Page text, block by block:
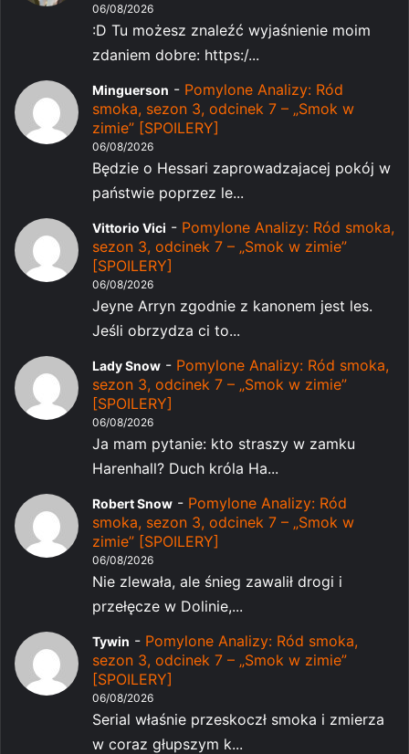
06/08/2026
:D Tu możesz znaleźć wyjaśnienie moim
zdaniem dobre: https:/...
Minguerson - Pomylone Analizy: Ród
smoka, sezon 3, odcinek 7 – „Smok w
zimie” [SPOILERY]
06/08/2026
Będzie o Hessari zaprowadzajacej pokój w
państwie poprzez le...
Vittorio Vici - Pomylone Analizy: Ród smoka,
sezon 3, odcinek 7 – „Smok w zimie”
[SPOILERY]
06/08/2026
Jeyne Arryn zgodnie z kanonem jest les.
Jeśli obrzydza ci to...
Lady Snow - Pomylone Analizy: Ród smoka,
sezon 3, odcinek 7 – „Smok w zimie”
[SPOILERY]
06/08/2026
Ja mam pytanie: kto straszy w zamku
Harenhall? Duch króla Ha...
Robert Snow - Pomylone Analizy: Ród
smoka, sezon 3, odcinek 7 – „Smok w
zimie” [SPOILERY]
06/08/2026
Nie zlewała, ale śnieg zawalił drogi i
przełęcze w Dolinie,...
Tywin - Pomylone Analizy: Ród smoka,
sezon 3, odcinek 7 – „Smok w zimie”
[SPOILERY]
06/08/2026
Serial właśnie przeskoczł smoka i zmierza
w coraz głupszym k...